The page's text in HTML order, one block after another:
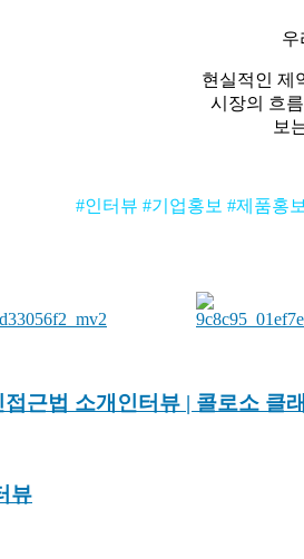
우
현실적인 제
시장의 흐
보
#인터뷰 #기업홍보 #제품홍
근법 소개인터뷰 | 콜로소 클
뷰